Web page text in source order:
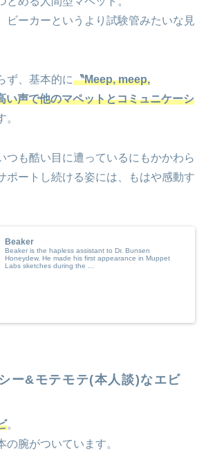
ビーカーというより試験管みたいな見
ず、基本的に〝Meep, meep,
い声で他のマペットとコミュニケーシ
。
つも酷い目に遭っているにもかかわら
ポートし続ける姿には、もはや感動す
Beaker
Beaker is the hapless assistant to Dr. Bunsen
Honeydew. He made his first appearance in Muppet
Labs sketches during the ...
ー&モテモテ(本人談)なエビ
。
の腕がついています。